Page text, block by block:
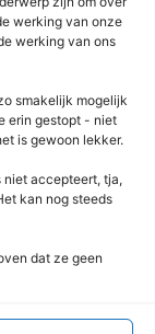
werking van onze
werking van ons
smakelijk mogelijk
erin gestopt - niet
is gewoon lekker.
niet accepteert, tja,
kan nog steeds
dat ze geen